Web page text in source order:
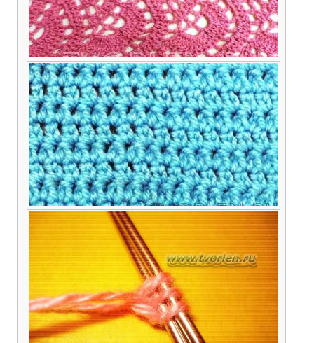
Как вязать простое ленточное кружево крючком
Столбик без накида в два приёма